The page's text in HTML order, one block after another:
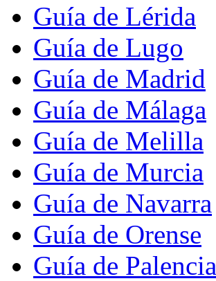
Guía de Lérida
Guía de Lugo
Guía de Madrid
Guía de Málaga
Guía de Melilla
Guía de Murcia
Guía de Navarra
Guía de Orense
Guía de Palencia